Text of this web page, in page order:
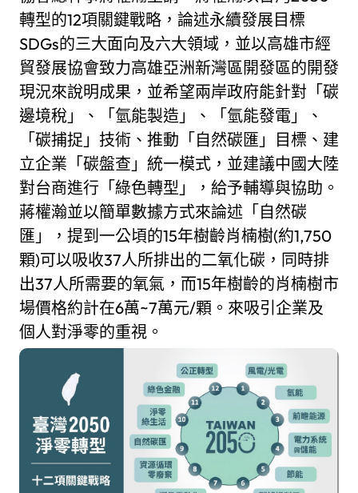
轉型的12項關鍵戰略，論述永續發展目標
SDGs的三大面向及六大領域，並以高雄市經
貿發展協會致力高雄亞洲新灣區開發區的開發
現況來說明成果，並希望兩岸政府能針對「碳
邊境稅」、「氫能製造」、「氫能發電」、
「碳捕捉」技術、推動「自然碳匯」目標、建
立企業「碳盤查」統一模式，並建議中國大陸
對台商進行「綠色轉型」，給予輔導與協助。
蔣權瀚並以簡單數據方式來論述「自然碳
匯」，提到一公頃的15年樹齡肖楠樹(約1,750
顆)可以吸收37人所排出的二氧化碳，同時排
出37人所需要的氧氣，而15年樹齡的肖楠樹市
場價格約計在6萬~7萬元/顆。來吸引企業及
個人對淨零的重視。